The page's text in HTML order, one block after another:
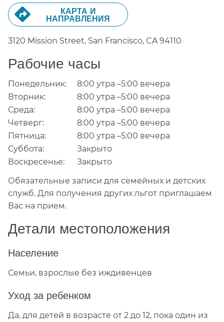
КАРТА И
НАПРАВЛЕНИЯ​​
3120 Mission Street, San Francisco, CA 94110
Рабочие часы​​
Понедельник:​​
8:00 утра –5:00 вечера​​
Вторник:​​
8:00 утра –5:00 вечера​​
Среда:​​
8:00 утра –5:00 вечера​​
Четверг:​​
8:00 утра –5:00 вечера​​
Пятница:​​
8:00 утра –5:00 вечера​​
Суббота:​​
Закрыто​​
Воскресенье:​​
Закрыто​​
Обязательные записи для семейных и детских
служб. Для получения других льгот приглашаем
Вас на прием.​​
Детали местоположения​​
Население​​
Семьи, взрослые без иждивенцев​​
Уход за ребенком​​
Да, для детей в возрасте от 2 до 12, пока один из